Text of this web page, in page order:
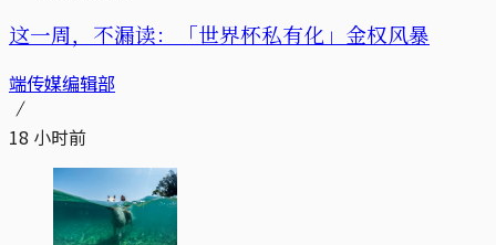
这一周，不漏读：「世界杯私有化」金权风暴
端传媒编辑部
18 小时前